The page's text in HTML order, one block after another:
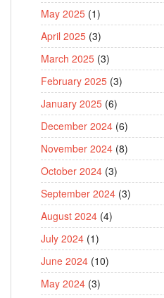
May 2025 (1)
April 2025 (3)
March 2025 (3)
February 2025 (3)
January 2025 (6)
December 2024 (6)
November 2024 (8)
October 2024 (3)
September 2024 (3)
August 2024 (4)
July 2024 (1)
June 2024 (10)
May 2024 (3)